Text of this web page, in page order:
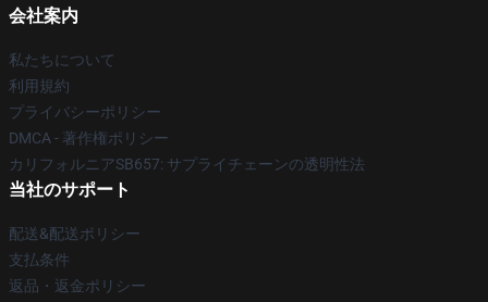
会社案内
私たちについて
利用規約
プライバシーポリシー
DMCA - 著作権ポリシー
カリフォルニアSB657: サプライチェーンの透明性法
当社のサポート
配送&配送ポリシー
支払条件
返品・返金ポリシー